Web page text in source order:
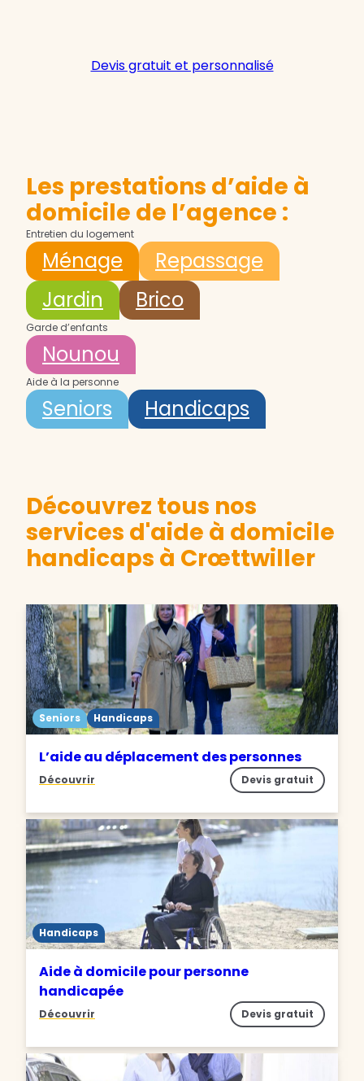
Devis gratuit et personnalisé
Les prestations d’aide à
domicile de l’agence :
Entretien du logement
Ménage
Repassage
Jardin
Brico
Garde d’enfants
Nounou
Aide à la personne
Seniors Handicaps
Découvrez tous nos
services d'aide à domicile
handicaps à Crœttwiller
Seniors Handicaps
L’aide au déplacement des personnes
Découvrir Devis gratuit
Handicaps
Aide à domicile pour personne
handicapée
Découvrir Devis gratuit